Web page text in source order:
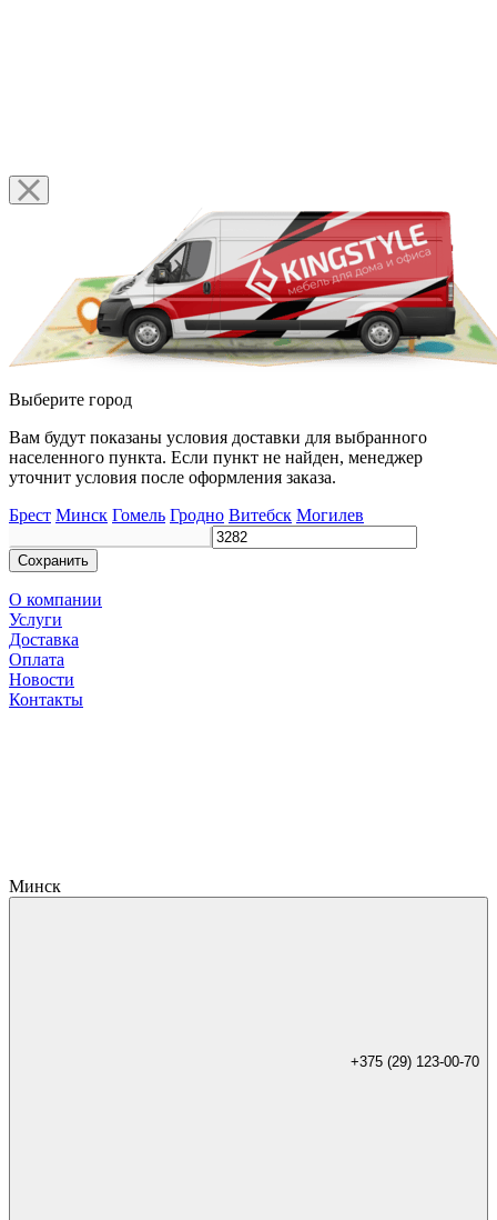
Выберите город
Вам будут показаны условия доставки для выбранного
населенного пункта. Если пункт не найден, менеджер
уточнит условия после оформления заказа.
Брест Минск Гомель Гродно Витебск Могилев
Сохранить
О компании
Услуги
Доставка
Оплата
Новости
Контакты
Минск
+375 (29) 123-00-70